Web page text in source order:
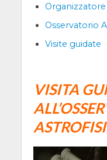
Organizzatore
Osservatorio
Visite guidate
VISITA